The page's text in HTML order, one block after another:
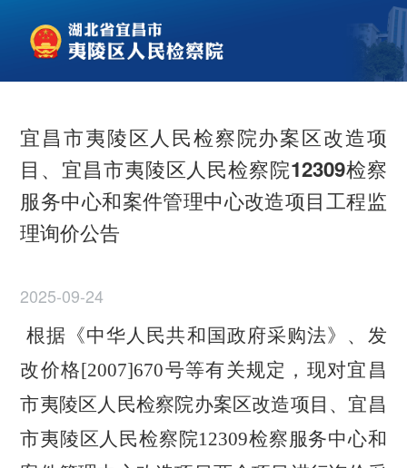
宜昌市夷陵区人民检察院办案区改造项
目、宜昌市夷陵区人民检察院12309检察
服务中心和案件管理中心改造项目工程监
理询价公告
2025-09-24
根据《中华人民共和国政府采购法》、发
改价格[2007]670号等有关规定，现对宜昌
市夷陵区人民检察院办案区改造项目、宜昌
市夷陵区人民检察院12309检察服务中心和